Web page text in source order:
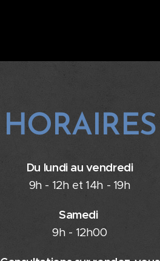
HORAIRES
Du lundi au vendredi
9h - 12h et 14h - 19h
Samedi
9h - 12h00